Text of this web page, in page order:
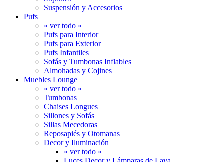
Suspensión y Accesorios
Pufs
» ver todo «
Pufs para Interior
Pufs para Exterior
Pufs Infantiles
Sofás y Tumbonas Inflables
Almohadas y Cojines
Muebles Lounge
» ver todo «
Tumbonas
Chaises Longues
Sillones y Sofás
Sillas Mecedoras
Reposapiés y Otomanas
Decor y Iluminación
» ver todo «
Luces Decor y Lámparas de Lava